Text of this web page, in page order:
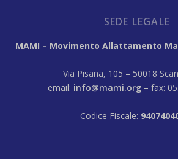
SEDE LEGALE
MAMI – Movimento Allattamento
Via Pisana, 105 – 50018
email: info@mami.org – fax:
Codice Fiscale: